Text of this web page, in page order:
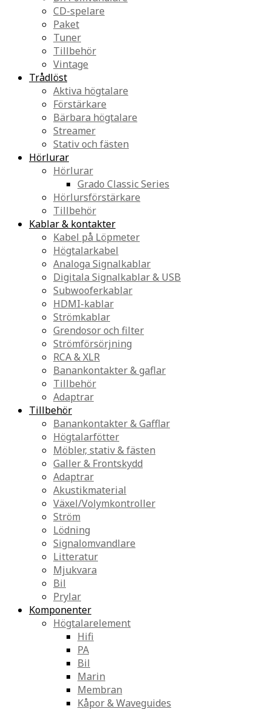
CD-spelare
Paket
Tuner
Tillbehör
Vintage
Trådlöst
Aktiva högtalare
Förstärkare
Bärbara högtalare
Streamer
Stativ och fästen
Hörlurar
Hörlurar
Grado Classic Series
Hörlursförstärkare
Tillbehör
Kablar & kontakter
Kabel på Löpmeter
Högtalarkabel
Analoga Signalkablar
Digitala Signalkablar & USB
Subwooferkablar
HDMI-kablar
Strömkablar
Grendosor och filter
Strömförsörjning
RCA & XLR
Banankontakter & gaflar
Tillbehör
Adaptrar
Tillbehör
Banankontakter & Gafflar
Högtalarfötter
Möbler, stativ & fästen
Galler & Frontskydd
Adaptrar
Akustikmaterial
Växel/Volymkontroller
Ström
Lödning
Signalomvandlare
Litteratur
Mjukvara
Bil
Prylar
Komponenter
Högtalarelement
Hifi
PA
Bil
Marin
Membran
Kåpor & Waveguides